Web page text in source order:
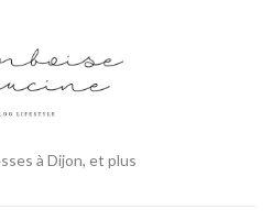
à Dijon, et plus